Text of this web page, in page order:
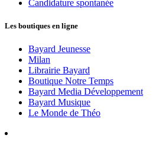
Candidature spontanée
Les boutiques en ligne
Bayard Jeunesse
Milan
Librairie Bayard
Boutique Notre Temps
Bayard Media Développement
Bayard Musique
Le Monde de Théo